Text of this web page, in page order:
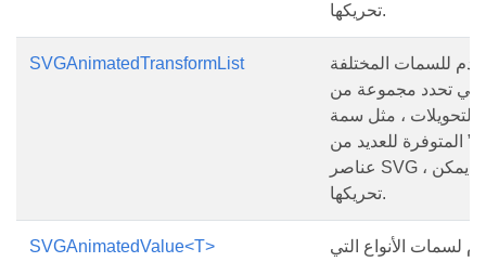
تحريكها.
SVGAnimatedTransformList
للسمات المختلفة
التي تحدد مجموعة من
التحويلات ، مثل سمة
المتوفرة للعديد من
عناصر SVG ، والتي يمكن
تحريكها.
SVGAnimatedValue<T>
لسمات الأنواع التي